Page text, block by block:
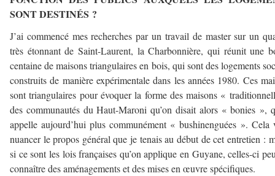
SONT DESTINÉS ?
J’ai commencé mes recherches par un travail de master sur un
très étonnant de Saint-Laurent, la Charbonnière, qui réunit une
centaine de maisons triangulaires en bois, qui sont des logements
construits de manière expérimentale dans les années 1980. Ces
sont triangulaires pour évoquer la forme des maisons «
des communautés du Haut-Maroni qu’on disait alors « bonies »,
appelle aujourd’hui plus communément « bushinenguées ». Cela
nuancer le propos général que je tenais au début de cet entretien :
si ce sont les lois françaises qu’on applique en Guyane, celles-ci
connaître des aménagements et des mises en œuvre spécifiques.